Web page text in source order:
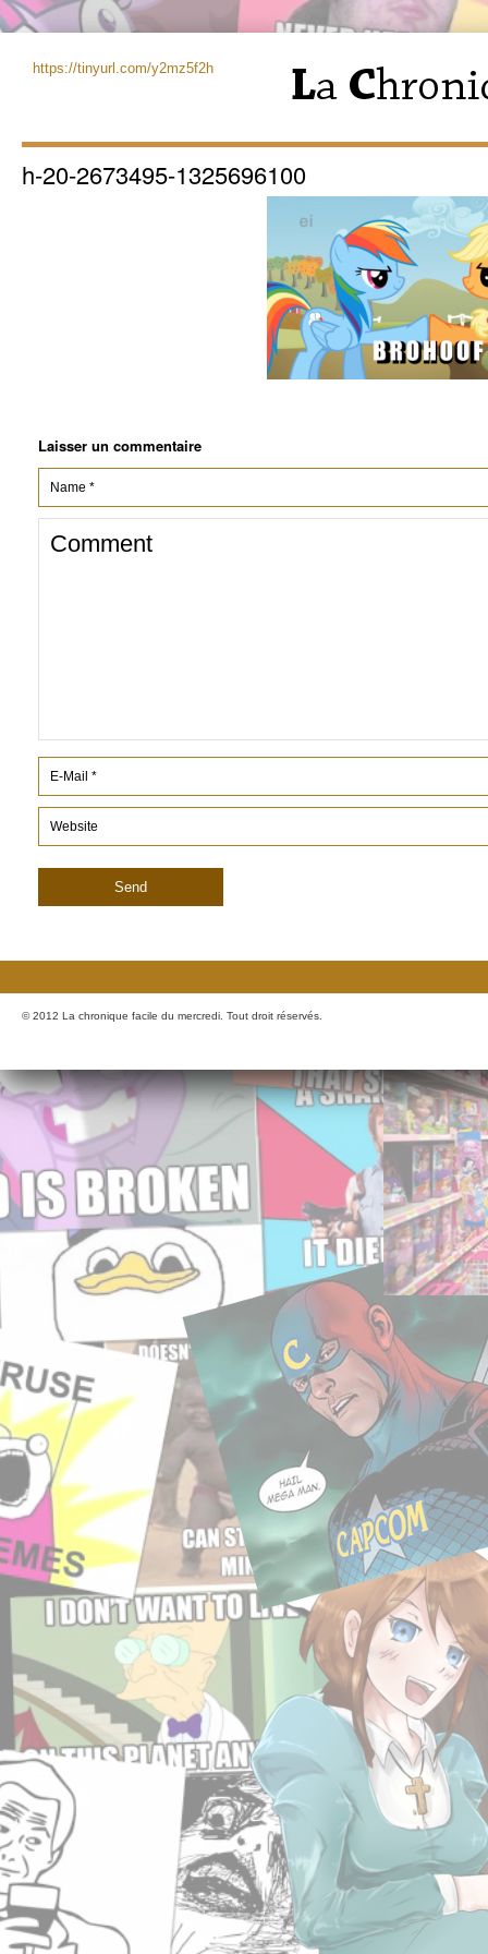
https://tinyurl.com/y2mz5f2h
h-20-2673495-1325696100
Laisser un commentaire
© 2012 La chronique facile du mercredi. Tout droit réservés.